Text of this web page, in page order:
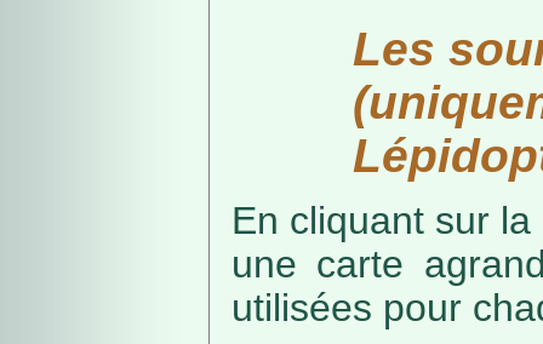
Les
En cliquant sur
une carte
utilisées pour